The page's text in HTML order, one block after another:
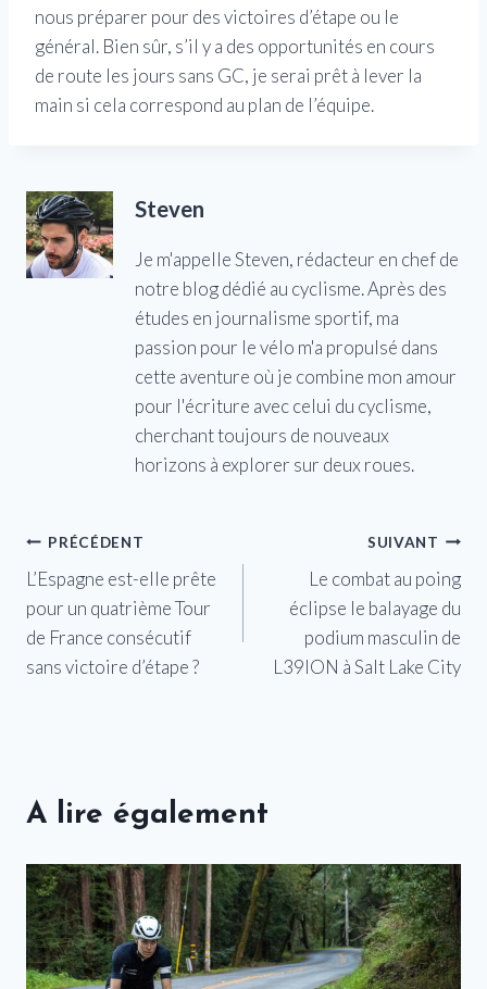
nous préparer pour des victoires d’étape ou le
général. Bien sûr, s’il y a des opportunités en cours
de route les jours sans GC, je serai prêt à lever la
main si cela correspond au plan de l’équipe.
Steven
Je m'appelle Steven, rédacteur en chef de
notre blog dédié au cyclisme. Après des
études en journalisme sportif, ma
passion pour le vélo m'a propulsé dans
cette aventure où je combine mon amour
pour l'écriture avec celui du cyclisme,
cherchant toujours de nouveaux
horizons à explorer sur deux roues.
Navigation
de
l’article
PRÉCÉDENT
L’Espagne est-elle prête
pour un quatrième Tour
de France consécutif
sans victoire d’étape ?
SUIVANT
Le combat au poing
éclipse le balayage du
podium masculin de
L39ION à Salt Lake City
A lire également